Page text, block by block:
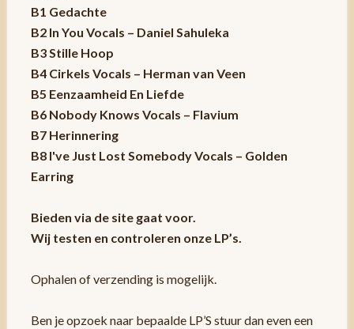
B1 Gedachte
B2 In You Vocals – Daniel Sahuleka
B3 Stille Hoop
B4 Cirkels Vocals – Herman van Veen
B5 Eenzaamheid En Liefde
B6 Nobody Knows Vocals – Flavium
B7 Herinnering
B8 I've Just Lost Somebody Vocals – Golden
Earring
Bieden via de site gaat voor.
Wij testen en controleren onze LP’s.
Ophalen of verzending is mogelijk.
Ben je opzoek naar bepaalde LP’S stuur dan even een